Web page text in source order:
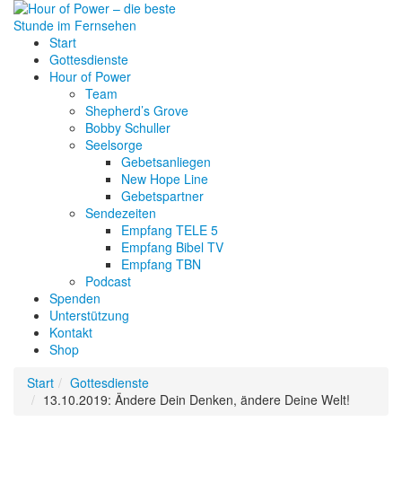
Start
Gottesdienste
Hour of Power
Team
Shepherd’s Grove
Bobby Schuller
Seelsorge
Gebetsanliegen
New Hope Line
Gebetspartner
Sendezeiten
Empfang TELE 5
Empfang Bibel TV
Empfang TBN
Podcast
Spenden
Unterstützung
Kontakt
Shop
Start
Gottesdienste
13.10.2019: Ändere Dein Denken, ändere Deine Welt!